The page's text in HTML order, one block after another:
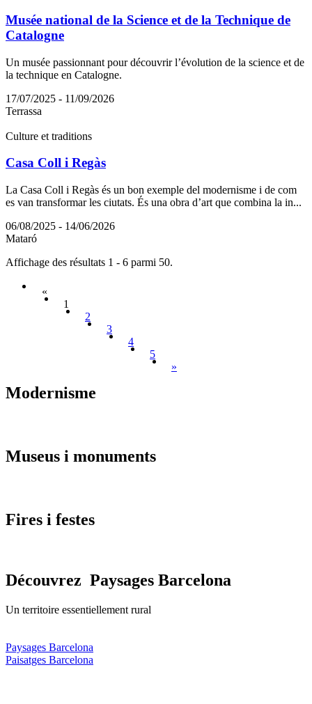
Musée national de la Science et de la Technique de
Catalogne
Un musée passionnant pour découvrir l’évolution de la science et de
la technique en Catalogne.
17/07/2025 - 11/09/2026
Terrassa
Culture et traditions
Casa Coll i Regàs
La Casa Coll i Regàs és un bon exemple del modernisme i de com
es van transformar les ciutats. És una obra d’art que combina la in...
06/08/2025 - 14/06/2026
Mataró
Affichage des résultats 1 - 6 parmi 50.
«
1
2
3
4
5
»
Modernisme
Museus i monuments
Fires i festes
Découvrez Paysages Barcelona
Un territoire essentiellement rural
Paysages Barcelona
Paisatges Barcelona